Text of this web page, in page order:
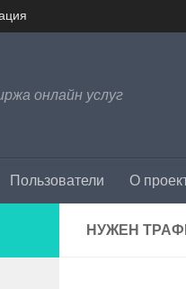
онлайн услуг
Пользователи О
НУЖЕН